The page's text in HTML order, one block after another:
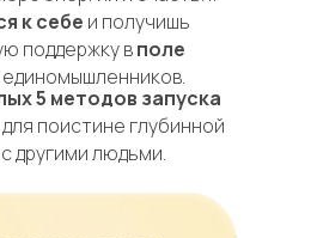
к себе и получишь
поддержку вполе
5 методов запуска
для поистине глубинной
другими людьми.